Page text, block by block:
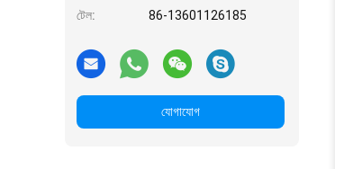
টেল: 86-13601126185
যোগাযোগ